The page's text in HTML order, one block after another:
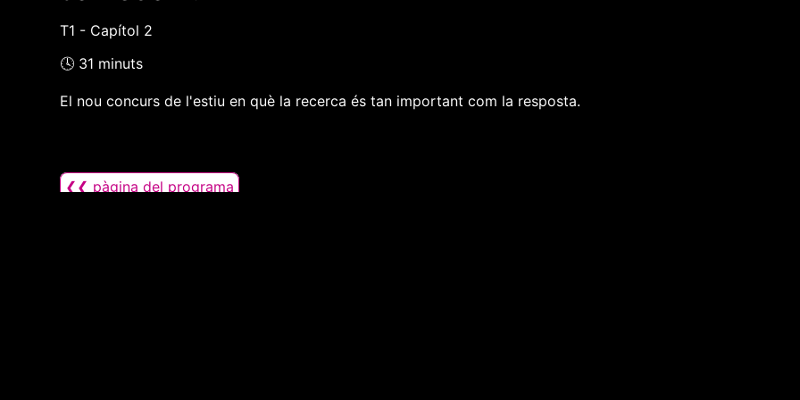
T1 - Capítol 2
🕓 31 minuts
El nou concurs de l'estiu en què la recerca és tan important com la resposta.
❮❮ pàgina del programa